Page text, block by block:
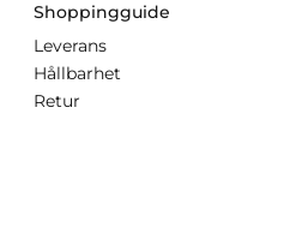
Shoppingguide
Leverans
Hållbarhet
Retur